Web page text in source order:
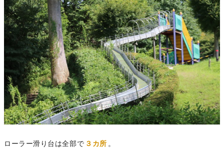
ローラー滑り台は全部で ３カ所 。